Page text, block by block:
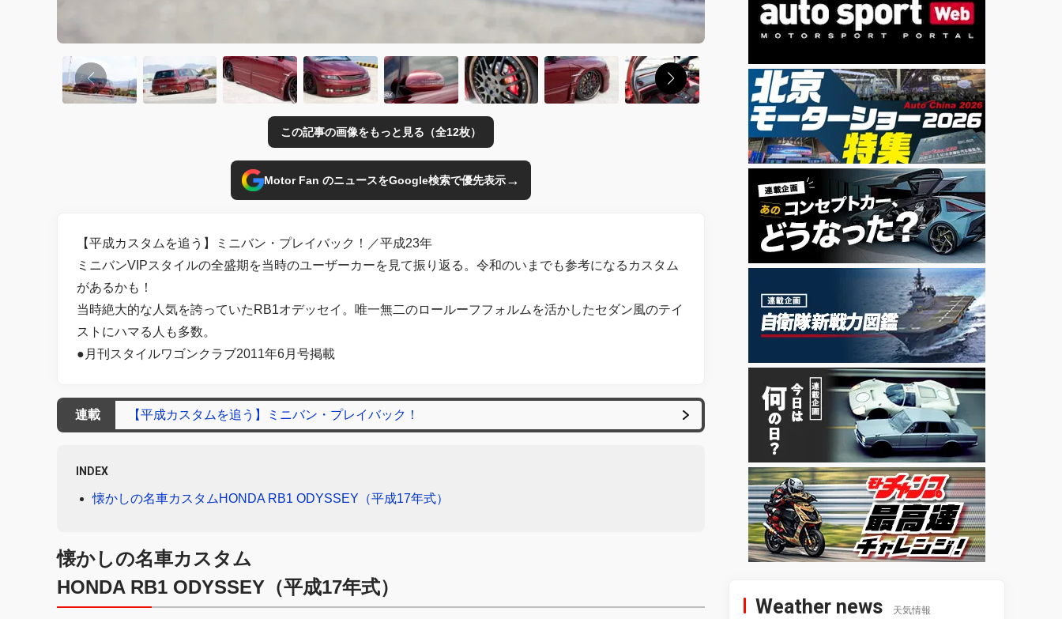
この記事の画像をもっと見る（全12枚）
Motor Fan のニュースをGoogle検索で優先表示→
【平成カスタムを追う】ミニバン・プレイバック！／平成23年
ミニバンVIPスタイルの全盛期を当時のユーザーカーを見て振り返る。令和のいまでも参考になるカスタム
があるかも！
当時絶大的な人気を誇っていたRB1オデッセイ。唯一無二のロールーフフォルムを活かしたセダン風のテイ
ストにハマる人も多数。
●月刊スタイルワゴンクラブ2011年6月号掲載
連載 【平成カスタムを追う】ミニバン・プレイバック！
INDEX
懐かしの名車カスタムHONDA RB1 ODYSSEY（平成17年式）
懐かしの名車カスタム
HONDA RB1 ODYSSEY（平成17年式）
Weather news 天気情報